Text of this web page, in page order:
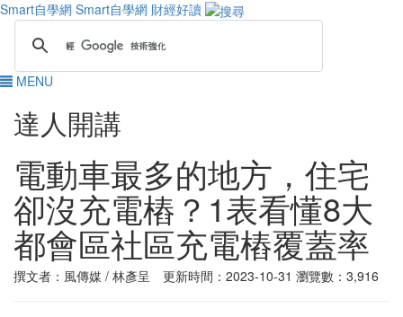
Smart自學網 Smart自學網 財經好讀
MENU
達人開講
電動車最多的地方，住宅
卻沒充電樁？1表看懂8大
都會區社區充電樁覆蓋率
撰文者：風傳媒 / 林彥呈 更新時間：2023-10-31 瀏覽數：3,916